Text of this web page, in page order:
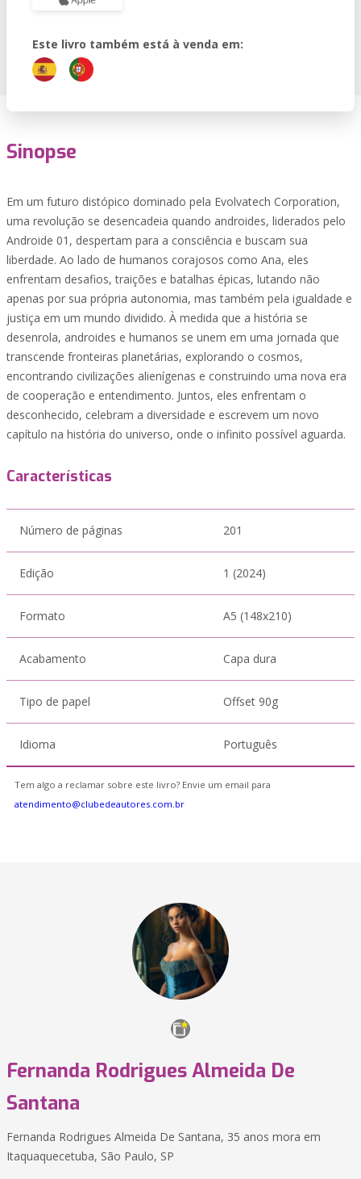
Este livro também está à venda em:
Sinopse
Em um futuro distópico dominado pela Evolvatech Corporation,
uma revolução se desencadeia quando androides, liderados pelo
Androide 01, despertam para a consciência e buscam sua
liberdade. Ao lado de humanos corajosos como Ana, eles
enfrentam desafios, traições e batalhas épicas, lutando não
apenas por sua própria autonomia, mas também pela igualdade e
justiça em um mundo dividido. À medida que a história se
desenrola, androides e humanos se unem em uma jornada que
transcende fronteiras planetárias, explorando o cosmos,
encontrando civilizações alienígenas e construindo uma nova era
de cooperação e entendimento. Juntos, eles enfrentam o
desconhecido, celebram a diversidade e escrevem um novo
capítulo na história do universo, onde o infinito possível aguarda.
Características
Número de páginas 201
Edição 1 (2024)
Formato A5 (148x210)
Acabamento Capa dura
Tipo de papel Offset 90g
Idioma Português
Tem algo a reclamar sobre este livro? Envie um email para
atendimento@clubedeautores.com.br
Fernanda Rodrigues Almeida De
Santana
Fernanda Rodrigues Almeida De Santana, 35 anos mora em
Itaquaquecetuba, São Paulo, SP